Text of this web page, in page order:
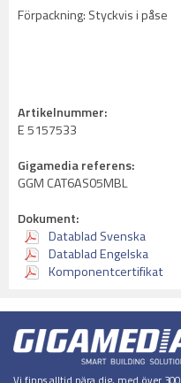
Förpackning: Styckvis i påse
Artikelnummer:
E 5157533
Gigamedia referens:
GGM CAT6AS05MBL
Dokument:
Datablad Svenska
Datablad Engelska
Komponentcertifikat
Vi finns alltid nära dig, med över 300